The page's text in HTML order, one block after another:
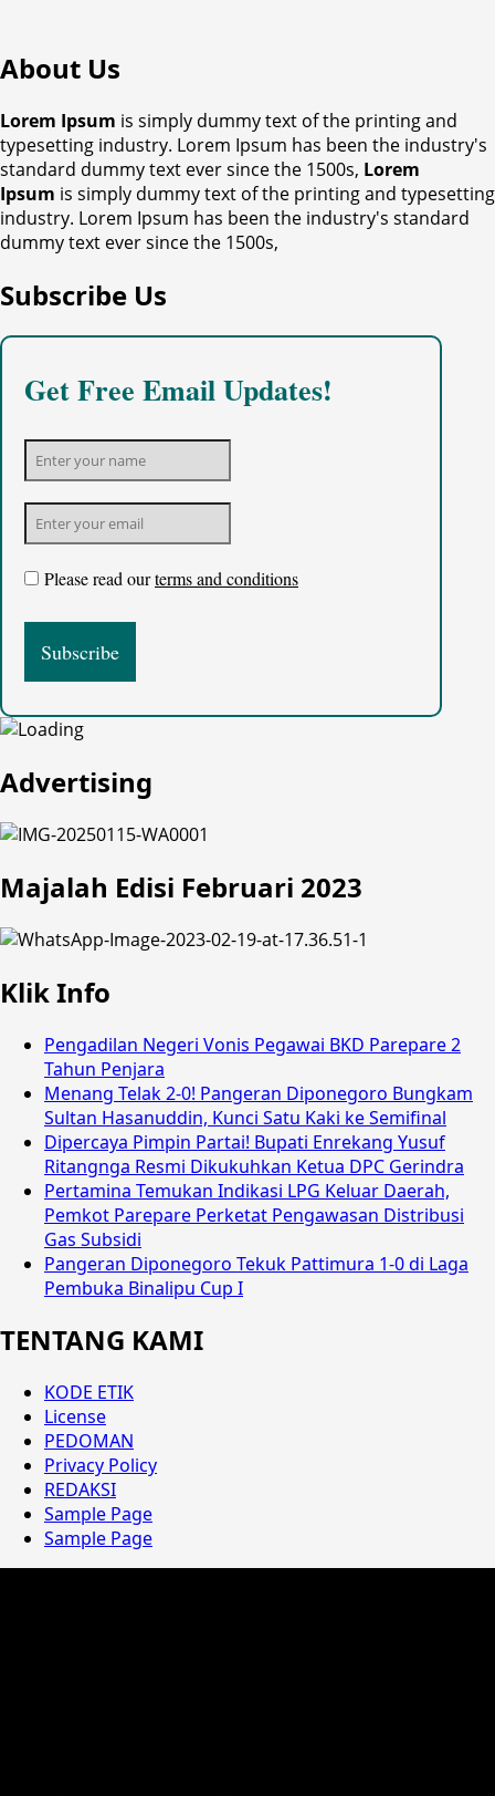
About Us
Lorem Ipsum is simply dummy text of the printing and
typesetting industry. Lorem Ipsum has been the industry's
standard dummy text ever since the 1500s, Lorem
Ipsum is simply dummy text of the printing and typesetting
industry. Lorem Ipsum has been the industry's standard
dummy text ever since the 1500s,
Subscribe Us
Get Free Email Updates!
Please read ourterms and conditions
Advertising
Majalah Edisi Februari 2023
Klik Info
Pengadilan Negeri Vonis Pegawai BKD Parepare 2
Tahun Penjara
Menang Telak 2-0! Pangeran Diponegoro Bungkam
Sultan Hasanuddin, Kunci Satu Kaki ke Semifinal
Dipercaya Pimpin Partai! Bupati Enrekang Yusuf
Ritangnga Resmi Dikukuhkan Ketua DPC Gerindra
Pertamina Temukan Indikasi LPG Keluar Daerah,
Pemkot Parepare Perketat Pengawasan Distribusi
Gas Subsidi
Pangeran Diponegoro Tekuk Pattimura 1-0 di Laga
Pembuka Binalipu Cup I
TENTANG KAMI
KODE ETIK
License
PEDOMAN
Privacy Policy
REDAKSI
Sample Page
Sample Page